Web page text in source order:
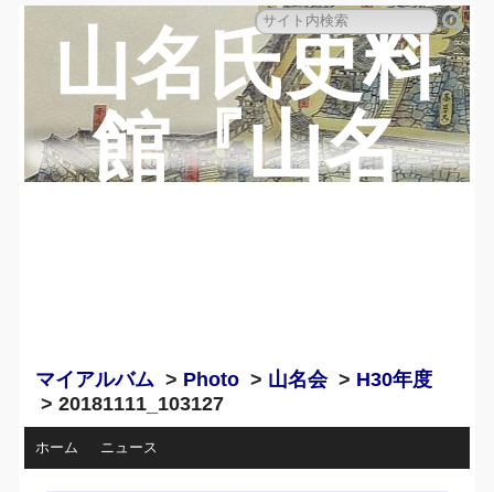
山名氏史料
館『山名
マイアルバム > Photo > 山名会> H30年度
> 20181111_103127
ホーム ニュース